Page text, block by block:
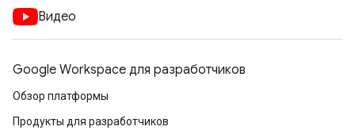
Видео
Google Workspace для разработчиков
Обзор платформы
Продукты для разработчиков